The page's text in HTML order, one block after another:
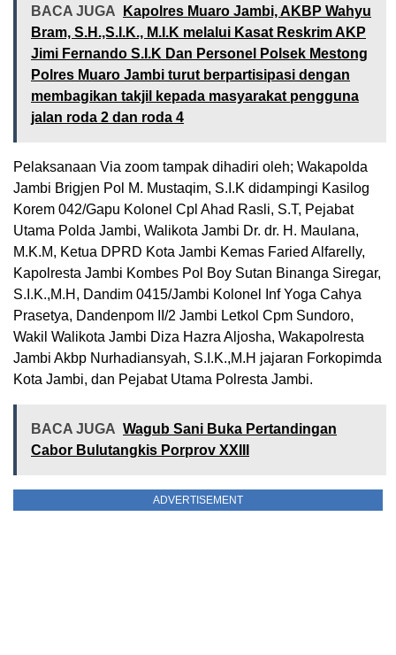
BACA JUGA
Kapolres Muaro Jambi, AKBP Wahyu
Bram, S.H.,S.I.K., M.I.K melalui Kasat Reskrim AKP
Jimi Fernando S.I.K Dan Personel Polsek Mestong
Polres Muaro Jambi turut berpartisipasi dengan
membagikan takjil kepada masyarakat pengguna
jalan roda 2 dan roda 4
Pelaksanaan Via zoom tampak dihadiri oleh; Wakapolda
Jambi Brigjen Pol M. Mustaqim, S.I.K didampingi Kasilog
Korem 042/Gapu Kolonel Cpl Ahad Rasli, S.T, Pejabat
Utama Polda Jambi, Walikota Jambi Dr. dr. H. Maulana,
M.K.M, Ketua DPRD Kota Jambi Kemas Faried Alfarelly,
Kapolresta Jambi Kombes Pol Boy Sutan Binanga Siregar,
S.I.K.,M.H, Dandim 0415/Jambi Kolonel Inf Yoga Cahya
Prasetya, Dandenpom II/2 Jambi Letkol Cpm Sundoro,
Wakil Walikota Jambi Diza Hazra Aljosha, Wakapolresta
Jambi Akbp Nurhadiansyah, S.I.K.,M.H jajaran Forkopimda
Kota Jambi, dan Pejabat Utama Polresta Jambi.
BACA JUGA Wagub Sani Buka Pertandingan
Cabor Bulutangkis Porprov XXIII
ADVERTISEMENT